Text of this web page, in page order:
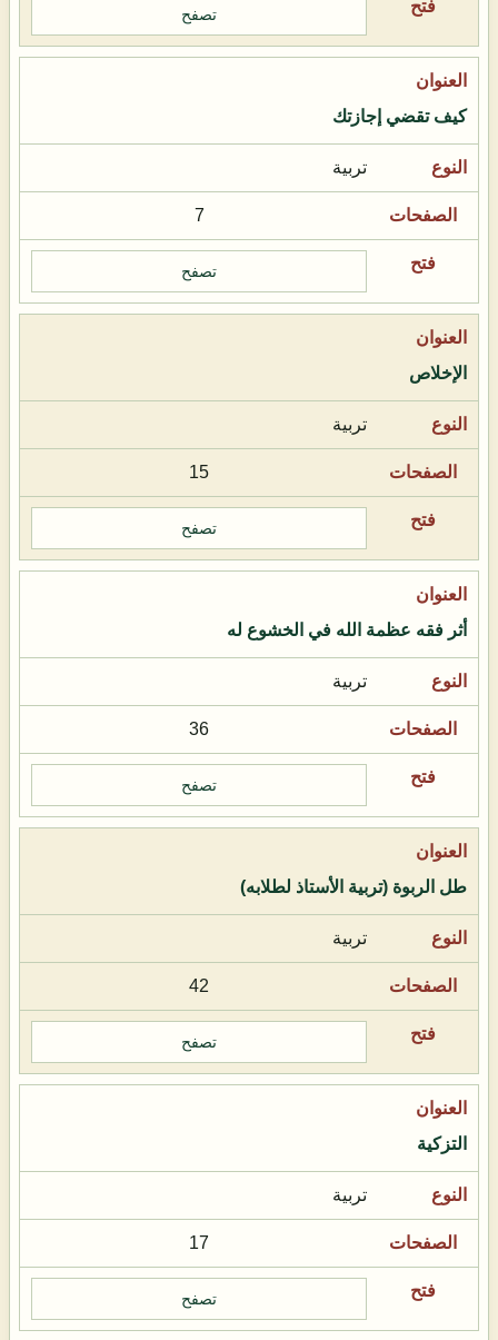
تصفح
كيف تقضي إجازتك
تربية
7
تصفح
الإخلاص
تربية
15
تصفح
أثر فقه عظمة الله في الخشوع له
تربية
36
تصفح
طل الربوة (تربية الأستاذ لطلابه)
تربية
42
تصفح
التزكية
تربية
17
تصفح